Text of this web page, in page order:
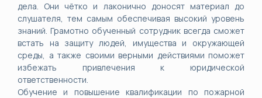
дела. Они чётко и лаконично доносят материал до
слушателя, тем самым обеспечивая высокий уровень
знаний. Грамотно обученный сотрудник всегда сможет
встать на защиту людей, имущества и окружающей
среды, а также своими верными действиями поможет
избежать привлечения к юридической
ответственности.
Обучение и повышение квалификации по пожарной